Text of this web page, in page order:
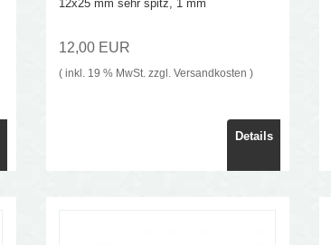
12x25 mm sehr spitz, 1 mm
12,00 EUR
( inkl. 19 % MwSt. zzgl.Versandkosten )
Details